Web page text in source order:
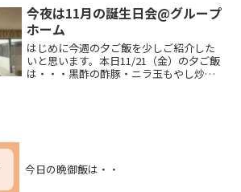
ボリューム満点！サラダや味噌汁にも具
材が盛り沢山で、疲れも溜...
今夜は11月の誕生日会@グループ
ホーム
はじめに今週の夕ご飯を少しご紹介した
いと思います。本日11/21（金）の夕ご飯
は・・・黒酢の酢豚・ニラ玉もやし炒
今日の晩御飯は・・